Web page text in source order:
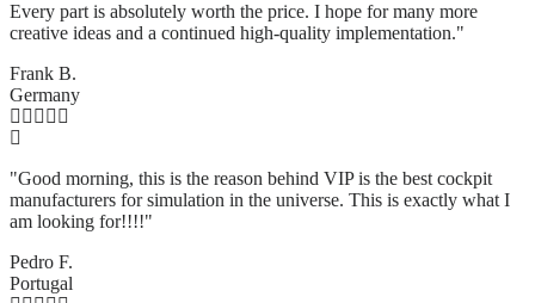
Every part is absolutely worth the price. I hope for many more
creative ideas and a continued high-quality implementation."
Frank B.
Germany
"Good morning, this is the reason behind VIP is the best cockpit
manufacturers for simulation in the universe. This is exactly what I
am looking for!!!!"
Pedro F.
Portugal